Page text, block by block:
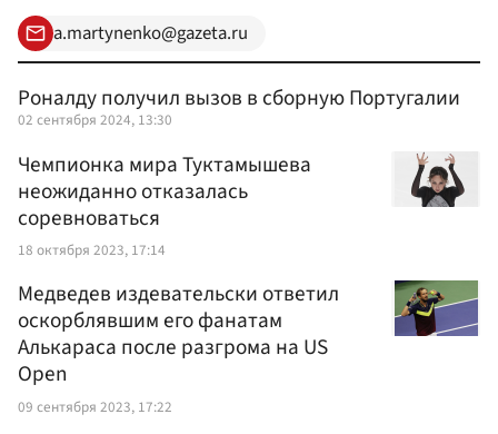
a.martynenko@gazeta.ru
Роналду получил вызов в сборную Португалии
02 сентября 2024, 13:30
Чемпионка мира Туктамышева
неожиданно отказалась
соревноваться
18 октября 2023, 17:14
Медведев издевательски ответил
оскорблявшим его фанатам
Алькараса после разгрома на US
Open
09 сентября 2023, 17:22